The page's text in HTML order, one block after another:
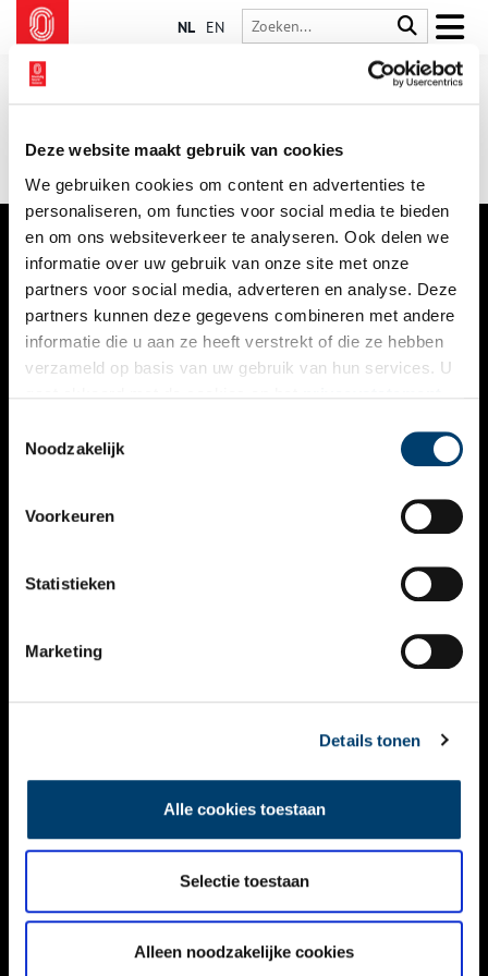
Deze website maakt gebruik van cookies
We gebruiken cookies om content en advertenties te
personaliseren, om functies voor social media te bieden
en om ons websiteverkeer te analyseren. Ook delen we
informatie over uw gebruik van onze site met onze
partners voor social media, adverteren en analyse. Deze
partners kunnen deze gegevens combineren met andere
informatie die u aan ze heeft verstrekt of die ze hebben
verzameld op basis van uw gebruik van hun services. U
Noodzakelijk
Voorkeuren
Statistieken
Marketing
Details tonen
Alle cookies toestaan
Selectie toestaan
Alleen noodzakelijke cookies
NL EN
VERHALEN
NIEUWS
KALENDER
ACTIVITEITEN
NIEUWSBRIEF
DISCLAIMER
TOEGANKELIJKHEID
Volg ONH op social media